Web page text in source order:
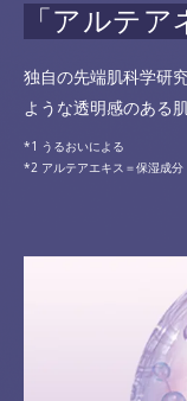
「アルテア
独自の先端肌科学研
ような透明感のある
うるおいによる
アルテアエキス＝保湿成分